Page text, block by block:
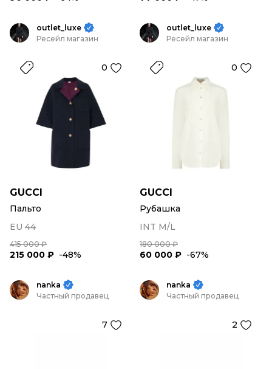
outlet_luxe
Ресейл магазин
0
GUCCI
Пальто
EU 44
415 000 ₽
215 000 ₽ -48%
outlet_luxe
Ресейл магазин
0
GUCCI
Рубашка
INT M/L
180 000 ₽
60 000 ₽ -67%
nanka
Частный продавец
7
nanka
Частный продавец
2